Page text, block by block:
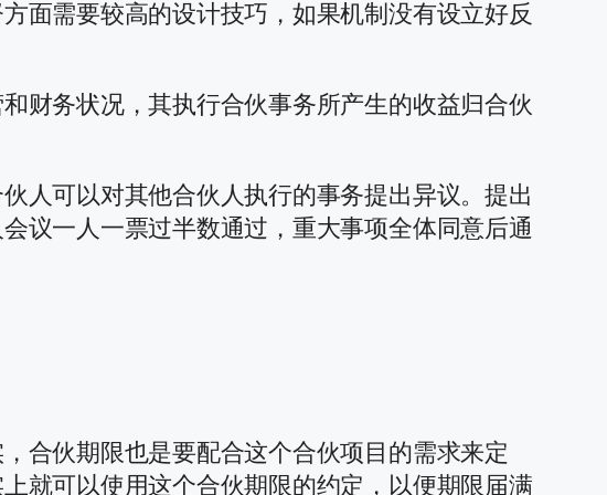
面需要较高的设计技巧，如果机制没有设立好反
财务状况，其执行合伙事务所产生的收益归合伙
人可以对其他合伙人执行的事务提出异议。提出
议一人一票过半数通过，重大事项全体同意后通
合伙期限也是要配合这个合伙项目的需求来定
就可以使用这个合伙期限的约定，以便期限届满